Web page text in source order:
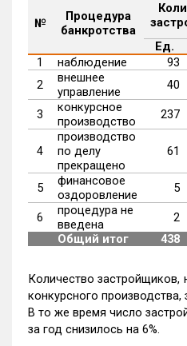
№
Процедура
банкротства
Ед.
1
наблюдение 93
2
внешнее
управление
40
3
конкурсное
производство
237
4
производство
по делу
прекращено
61
5
финансовое
оздоровление
5
6
процедура не
введена
2
Общий итог
438
Количество
конкурсного
В то же время число
за год снизилось на 6%.